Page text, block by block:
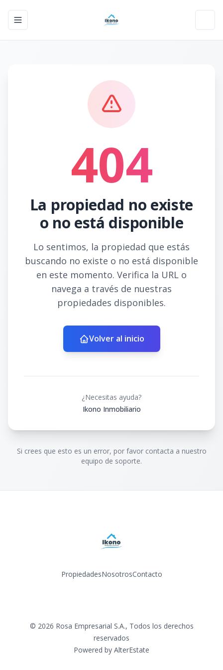
Toggle navigation menu
404
La propiedad no existe
o no está disponible
Lo sentimos, la propiedad que estás
buscando no existe o no está disponible
en este momento. Verifica la URL o
navega a través de nuestras
propiedades disponibles.
Volver al inicio
¿Necesitas ayuda?
Ikono Inmobiliario
Si crees que esto es un error, por favor contacta a nuestro
equipo de soporte.
PropiedadesNosotrosContacto
© 2026 Rosa Empresarial S.A., Todos los derechos
reservados
Powered by AlterEstate